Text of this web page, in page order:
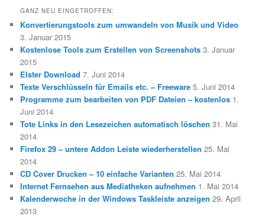
GANZ NEU EINGETROFFEN:
Konvertierungstools zum umwandeln von Musik und Video
3. Januar 2015
Kostenlose Tools zum Erstellen von Screenshots 3. Januar
2015
Elster Download 7. Juni 2014
Texte Verschlüsseln für Emails etc. – Freeware 5. Juni 2014
Programme zum bearbeiten von PDF Dateien – kostenlos 1.
Juni 2014
Tote Links in den Lesezeichen automatisch löschen 31. Mai
2014
Firefox 29 – untere Addon Leiste wiederherstellen 25. Mai
2014
CD Cover Drucken – 10 einfache Varianten 25. Mai 2014
Internet Fernsehen aus Mediatheken aufnehmen 1. Mai 2014
Kalenderwoche in der Windows Taskleiste anzeigen 29. April
2013